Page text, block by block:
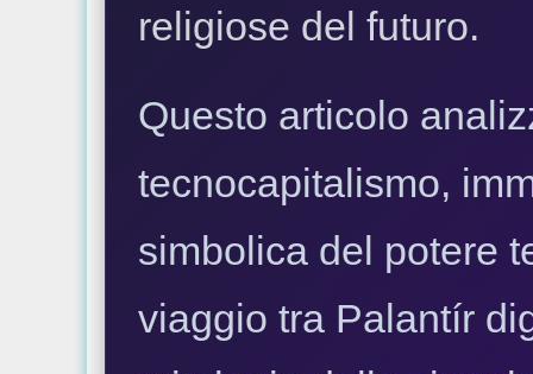
religiose del futuro.
Questo articolo
tecnocapitalismo,
simbolica del potere
viaggio tra Palantír